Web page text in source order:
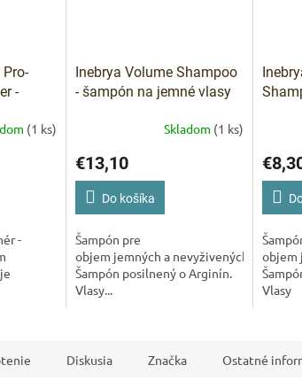
-
(1 ks)
-
Inebrya Volume Shampoo
- šampón na jemné vlasy
Skladom (1 ks)
€13,10
Do košíka
Šampón pre
objem jemných a nevyživených vlasov.
Šampón posilnený o Arginín.
Vlasy...
objem
Vlasy
ľahké a
Diskusia Značka Ostatné